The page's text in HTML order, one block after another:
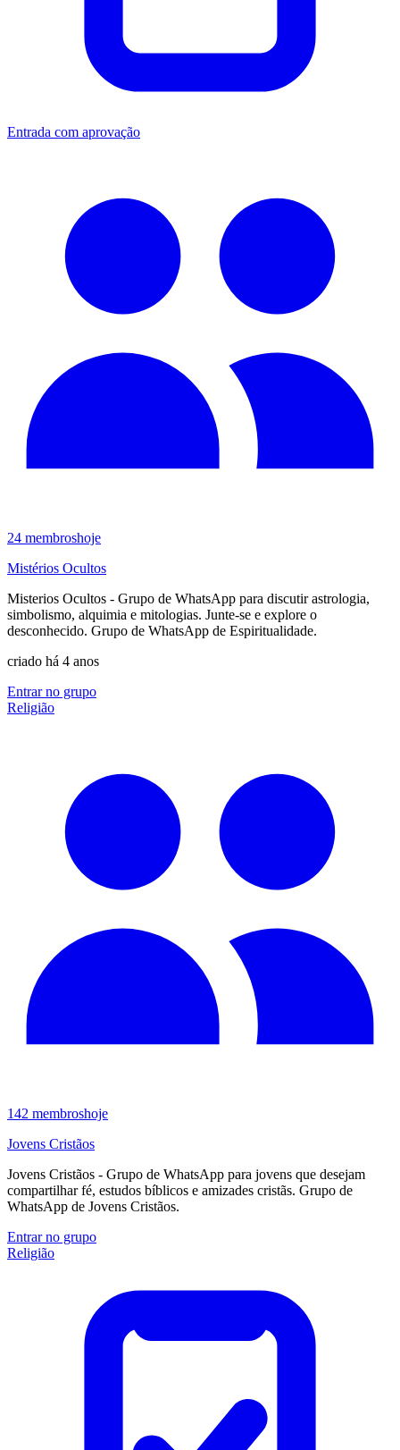
Entrada com aprovação
24 membroshoje
Mistérios Ocultos
Misterios Ocultos - Grupo de WhatsApp para discutir astrologia,
simbolismo, alquimia e mitologias. Junte-se e explore o
desconhecido. Grupo de WhatsApp de Espiritualidade.
criado há 4 anos
Entrar no grupo
Religião
142 membroshoje
Jovens Cristãos
Jovens Cristãos - Grupo de WhatsApp para jovens que desejam
compartilhar fé, estudos bíblicos e amizades cristãs. Grupo de
WhatsApp de Jovens Cristãos.
Entrar no grupo
Religião